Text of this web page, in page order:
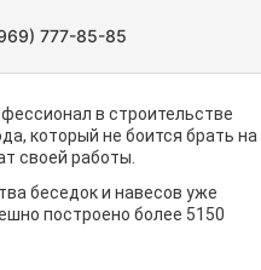
777-85-85
в строительстве
который не боится брать на
своей работы.
беседок и навесов уже
построено более 5150